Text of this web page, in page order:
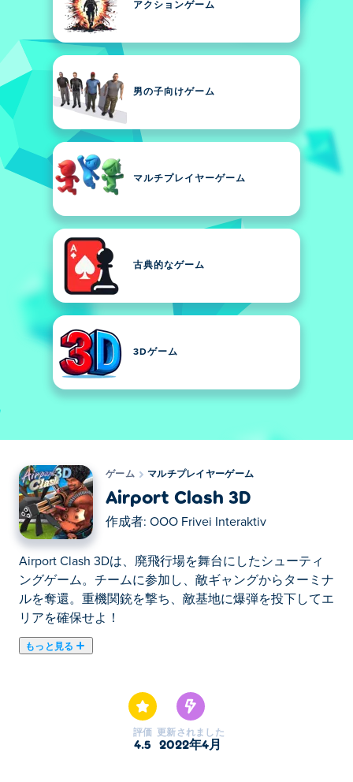
アクションゲーム
男の子向けゲーム
マルチプレイヤーゲーム
古典的なゲーム
3Dゲーム
ゲーム マルチプレイヤーゲーム
Airport Clash 3D
作成者: OOO Frivei Interaktiv
Airport Clash 3Dは、廃飛行場を舞台にしたシューティ
ングゲーム。チームに参加し、敵ギャングからターミナ
ルを奪還。重機関銃を撃ち、敵基地に爆弾を投下してエ
リアを確保せよ！
もっと見る
評価
4.5
更新されました
2022年4月